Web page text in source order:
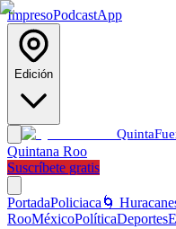
ImpresoPodcastApp
Edición
Quinta
Quintana Roo
Suscríbete gratis
PortadaPoliciaca 🌀
RooMéxicoPolíticaDeportes